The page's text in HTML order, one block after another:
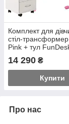
Комплект для
стіл-
Pink + тул
тумбочка
14 290 ₴
Купити
Про нас